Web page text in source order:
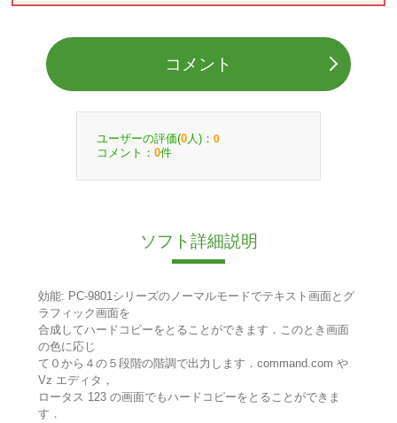
コメント
ユーザーの評価(0 人)： 0
コメント： 0件
ソフト詳細説明
効能: PC-9801シリーズのノーマルモードでテキスト画面とグ
ラフィック画面を
合成してハードコピーをとることができます．このとき画面
の色に応じ
て０から４の５段階の階調で出力します．command.com や
Vz エディタ，
ロータス 123 の画面でもハードコピーをとることができま
す．